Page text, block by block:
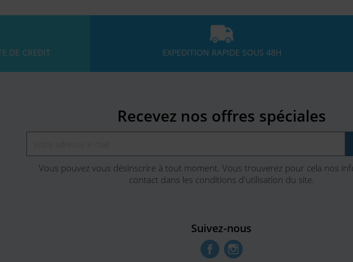
DE CREDIT EXPEDITION RAPIDE SOUS 48H
Recevez nos offres spéciales
Vous pouvez vous désinscrire à tout moment. Vous trouverez pour cela nos
contact dans les conditions d'utilisation du site.
Suivez-nous
FacebookInstagram